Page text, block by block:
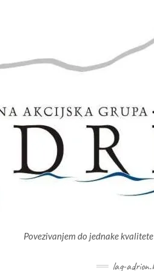
Povezivanjem do jednake
lag-